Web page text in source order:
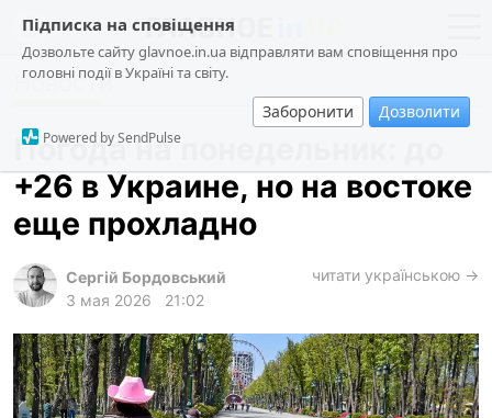
Підписка на сповіщення
Дозвольте сайту glavnoe.in.ua відправляти вам сповіщення про
головні події в Україні та світу.
Заборонити Дозволити
Powered by SendPulse
новости
о проекте
общество
происшествия
лонгриды
харьков
Новости
Погода на понедельник: до
+26 в Украине, но на востоке
еще прохладно
Сергій Бордовський
3 мая 2026
21:02
читати українською →